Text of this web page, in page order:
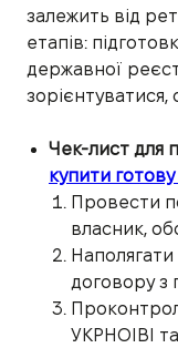
залежить від
етапів:
державної
зорієнтуватися,
Чек-лист для
купити
Провести
власник,
договору з
УКРНОІВІ